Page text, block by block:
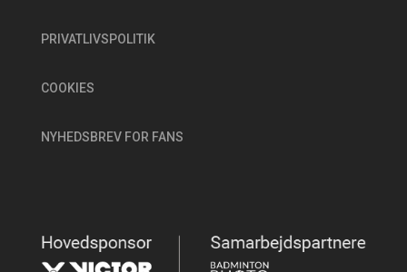
PRIVATLIVSPOLITIK
COOKIES
NYHEDSBREV FOR FANS